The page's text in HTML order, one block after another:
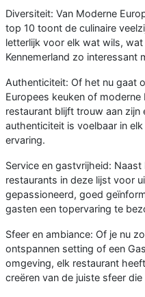
Diversiteit: Van Moderne
top 10 toont de culinaire
letterlijk voor elk wat wils,
Kennemerland zo interessant
Authenticiteit: Of het nu gaat
Europees keuken of
restaurant blijft trouw aan zijn
authenticiteit is voelbaar in
ervaring.
Service en gastvrijheid:
restaurants in deze lijst voor
gepassioneerd, goed
gasten een topervaring te
Sfeer en ambiance: Of je nu
ontspannen setting of een
omgeving, elk restaurant
creëren van de juiste sfeer